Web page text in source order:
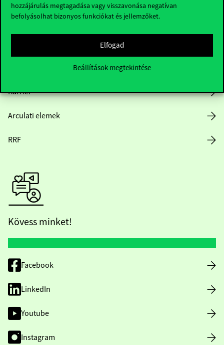
hozzájárulás megtagadása vagy visszavonása negatívan
befolyásolhat bizonyos funkciókat és jellemzőket.
Elfogad
Beállítások megtekintése
Nyitvatartás
Karrier
Arculati elemek
RRF
Kövess minket!
Facebook
LinkedIn
Youtube
Instagram